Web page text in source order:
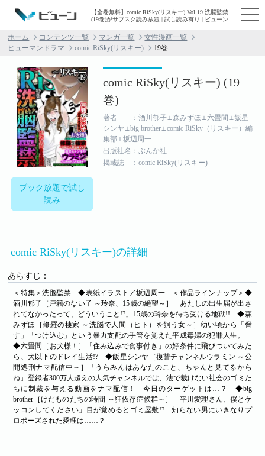
【全巻無料】comic RiSky(リスキー) Vol.19 洗脳監禁
(19巻)がサブスク読み放題 | 試し読み有り | ビューン
ホーム コンテンツ一覧 マンガ一覧
女性漫画一覧
ヒューマンドラマ
comic RiSky(リスキー) 19巻
ブック放題で試し
読み
comic RiSky(リスキー) (19
巻)
著者 ：酒川郁子⊥森みずほ⊥六畳間⊥飯星
シンヤ⊥big brother⊥comic RiSky（リスキー）編
集部⊥坂辺周一
出版社名：ぶんか社
掲載誌 ：comic RiSky(リスキー)
comic RiSky(リスキー)の詳細
あらすじ：
＜特集＞洗脳監禁 ◆表紙イラスト／坂辺周一 ＜作品ラインナップ＞◆
酒川郁子［戸籍のない子 ～玲奈、15歳の絶望～］「あたしの出生届が出さ
れてなかったって、どういうこと!?」15歳の玲奈を待ち受ける地獄!! ◆森
みずほ［修羅の棲家 ～洗脳で人間（ヒト）を飼う女～］幼い頃から「脅
す」「つけ込む」という暴力支配の手管を覚えた平成毒婦の犯罪人生。
◆六畳間［お犬様！］「住み込みで食事付き」の好条件に飛びついてみた
ら、犬以下のドレイ生活!? ◆飯星シンヤ［復讐チャンネルウラミン ～公
開処刑ナマ配信中～］「うらみんはあなたのこと、ちゃんと見てるから
ね」登録者300万人超えの人気チャンネルでは、法で裁けない社会のゴミた
ちに制裁を与える動画をナマ配信！ 今日のターゲットは…？ ◆big
brother［けだものたちの時間 ～狂依存症候群～］「平川愛理さん、僕とケ
ッコンしてください」目が覚めるとゴミ屋敷!? 知らない男にいきなりプ
ロポーズされた愛理は……？